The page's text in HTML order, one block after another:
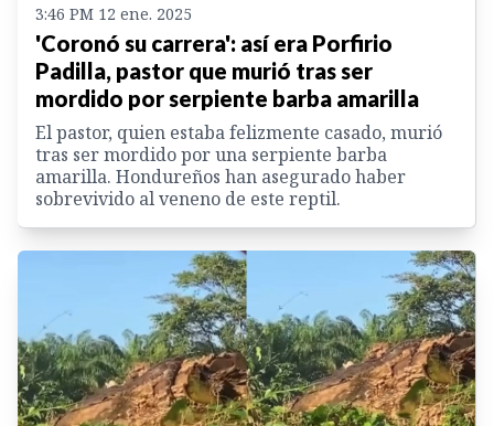
3:46 PM 12 ene. 2025
'Coronó su carrera': así era Porfirio
Padilla, pastor que murió tras ser
mordido por serpiente barba amarilla
El pastor, quien estaba felizmente casado, murió
tras ser mordido por una serpiente barba
amarilla. Hondureños han asegurado haber
sobrevivido al veneno de este reptil.